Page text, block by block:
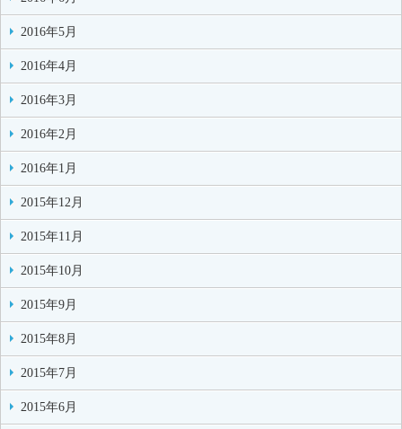
2016年5月
2016年4月
2016年3月
2016年2月
2016年1月
2015年12月
2015年11月
2015年10月
2015年9月
2015年8月
2015年7月
2015年6月